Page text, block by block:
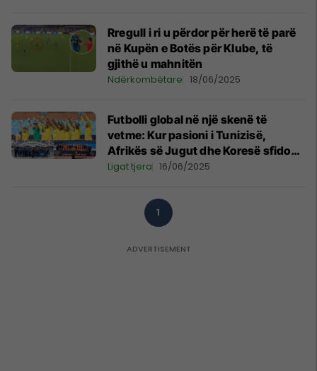
Rregull i ri u përdor për herë të parë
në Kupën e Botës për Klube, të
gjithë u mahnitën
Ndërkombëtare 18/06/2025
Futbolli global në një skenë të
vetme: Kur pasioni i Tunizisë,
Afrikës së Jugut dhe Koresë sfidon
elitën
Ligat tjera 16/06/2025
1